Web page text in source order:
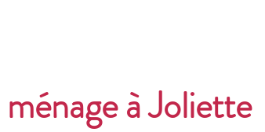
à Joliette